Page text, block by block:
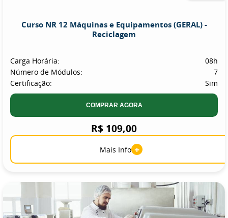
Curso NR 12 Máquinas e Equipamentos (GERAL) -
Reciclagem
Carga Horária:
08h
Número de Módulos:
7
Certificação:
Sim
COMPRAR AGORA
R$ 109,00
Mais Info +